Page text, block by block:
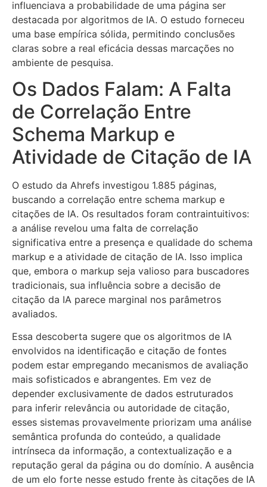
influenciava a probabilidade de uma página ser
destacada por algoritmos de IA. O estudo forneceu
uma base empírica sólida, permitindo conclusões
claras sobre a real eficácia dessas marcações no
ambiente de pesquisa.
Os Dados Falam: A Falta
de Correlação Entre
Schema Markup e
Atividade de Citação de IA
O estudo da Ahrefs investigou 1.885 páginas,
buscando a correlação entre schema markup e
citações de IA. Os resultados foram contraintuitivos:
a análise revelou uma falta de correlação
significativa entre a presença e qualidade do schema
markup e a atividade de citação de IA. Isso implica
que, embora o markup seja valioso para buscadores
tradicionais, sua influência sobre a decisão de
citação da IA parece marginal nos parâmetros
avaliados.
Essa descoberta sugere que os algoritmos de IA
envolvidos na identificação e citação de fontes
podem estar empregando mecanismos de avaliação
mais sofisticados e abrangentes. Em vez de
depender exclusivamente de dados estruturados
para inferir relevância ou autoridade de citação,
esses sistemas provavelmente priorizam uma análise
semântica profunda do conteúdo, a qualidade
intrínseca da informação, a contextualização e a
reputação geral da página ou do domínio. A ausência
de um elo forte nesse estudo frente às citações de IA